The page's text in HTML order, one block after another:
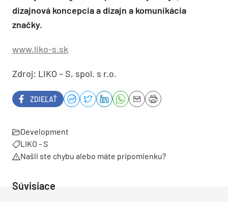
dizajnová koncepcia a dizajn a komunikácia
značky.
www.liko-s.sk
Zdroj: LIKO – S, spol. s r.o.
ZDIEĽAŤ
Development
LIKO - S
Našli ste chybu alebo máte pripomienku?
Súvisiace